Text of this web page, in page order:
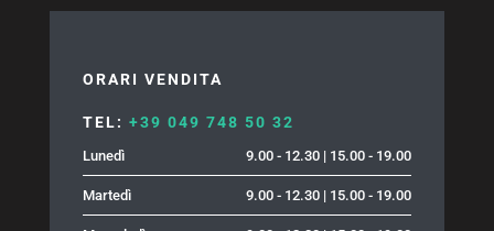
ORARI VENDITA
TEL: +39 049 748 50 32
Lunedì 9.00 - 12.30 | 15.00 - 19.00
Martedì 9.00 - 12.30 | 15.00 - 19.00